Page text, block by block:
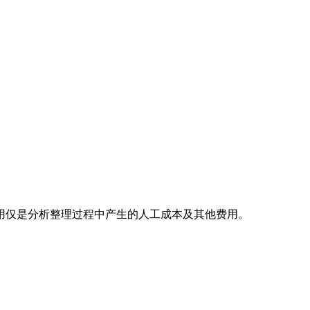
是分析整理过程中产生的人工成本及其他费用。